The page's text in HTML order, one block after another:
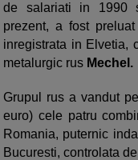
de salariati in 1990
prezent, a fost
inregistrata in Elvetia,
metalurgic rus Mechel.
Grupul rus a vandut
euro) cele patru
Romania, puternic
Bucuresti, controlata